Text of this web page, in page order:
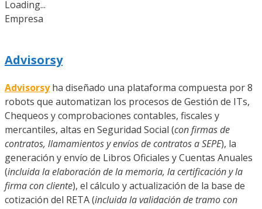
Loading...
Empresa
Advisorsy
Advisorsyha diseñado una plataforma compuesta por 8
robots que automatizan los procesos de Gestión de ITs,
Chequeos y comprobaciones contables, fiscales y
mercantiles, altas en Seguridad Social (con firmas de
contratos, llamamientos y envíos de contratos a SEPE), la
generación y envío de Libros Oficiales y Cuentas Anuales
(incluida la elaboración de la memoria, la certificación y la
firma con cliente), el cálculo y actualización de la base de
cotización del RETA (incluida la validación de tramo con